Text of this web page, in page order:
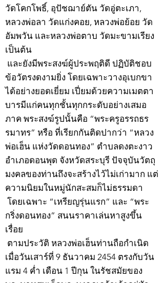
วัดโคกโพธิ์, อุปัชฌาย์ตัน วัดอู่ตะเภา,
หลวงพ่อลา วัดแก่งคอย, หลวงพ่อย้อย วัด
อัมพวัน และหลวงพ่อตาบ วัดมะขามเรียง
เป็นต้น
และยังมีพระสงฆ์ผู้ประพฤติดี ปฏิบัติชอบ
ข้อวัตรงดงามยิ่ง โดยเฉพาะวางอุเบกขา
ได้อย่างยอดเยี่ยม เปี่ยมด้วยความเมตตา
บารมีแก่คนทุกชั้นทุกกระดับอย่างเสมอ
ภาค พระสงฆ์รูปนั้นคือ “พระครูอรรถธร
รมาทร” หรือ ที่เรียกกันติดปากว่า “หลวง
พ่อเฮ็น แห่งวัดดอนทอง” ตำบลดงตะงาว
อำเภอดอนพุด จังหวัดสระบุรี ปัจจุบันวัตถุ
มงคลของท่านถึงจะสร้างไว้ไม่เก่ามาก แต่
ความนิยมในหมู่นักสะสมก็ไม่ธรรมดา
โดยเฉพาะ “เหรียญรุ่นแรก” และ “พระ
กริ่งดอนทอง” สนนราคาเล่นหาสูงขึ้น
เรื่อย
ตามประวัติ หลวงพ่อเฮ็นท่านถือกำเนิด
เมื่อวันเสาร์ที่ 9 ธันวาคม 2454 ตรงกับวัน
แรม 4 ค่ำ เดือน 1 ปีกุน ในรัชสมัยของ